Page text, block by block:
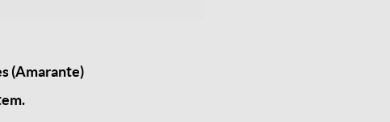
(Amarante)